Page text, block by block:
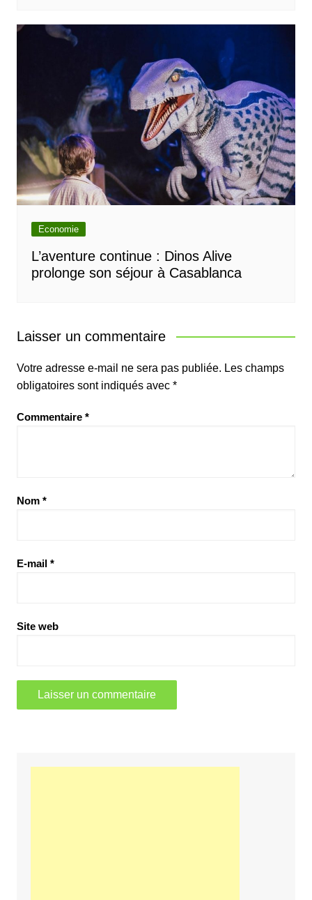
Economie
L’aventure continue : Dinos Alive
prolonge son séjour à Casablanca
Laisser un commentaire
Votre adresse e-mail ne sera pas publiée. Les champs
obligatoires sont indiqués avec *
Commentaire *
Nom *
E-mail *
Site web